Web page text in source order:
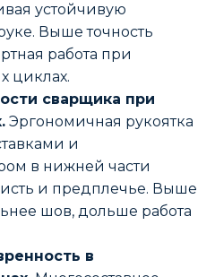
устойчивую
Выше точность
работа при
циклах.
сварщика при
Эргономичная рукоятка
и
в нижней части
и предплечье. Выше
шов, дольше работа
в